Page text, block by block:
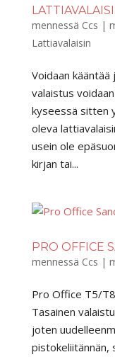
mennessä Ccs |
Lattiavalaisin
Voidaan
valaistus
kyseessä sitten
oleva
usein ole
kirjan tai...
PRO OFFICE
mennessä Ccs |
Pro Office T5/
Tasainen
joten
pistokeliitännän,